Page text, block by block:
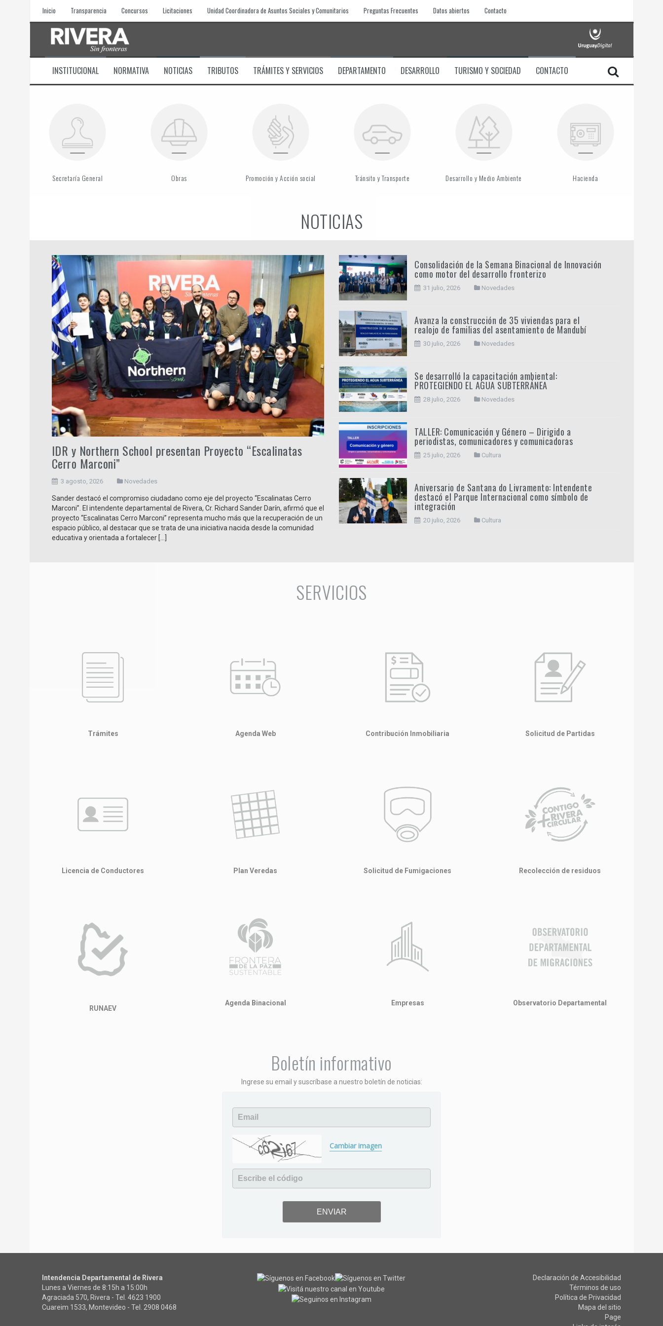
Inicio Transparencia Concursos Licitaciones Unidad Coordinadora de Asuntos Sociales y Comunitarios Preguntas Frecuentes Datos abiertos Contacto
INSTITUCIONAL NORMATIVA NOTICIAS TRIBUTOS TRÁMITES Y SERVICIOS DEPARTAMENTO DESARROLLO TURISMO Y SOCIEDAD CONTACTO
Secretaría General Obras Promoción y Acción social Tránsito y Transporte Desarrollo y Medio Ambiente Hacienda
NOTICIAS
IDR y Northern School presentan Proyecto “Escalinatas
Cerro Marconi”
3 agosto, 2026 Novedades
Sander destacó el compromiso ciudadano como eje del proyecto “Escalinatas Cerro
Marconi”. El intendente departamental de Rivera, Cr. Richard Sander Darín, afirmó que el
proyecto “Escalinatas Cerro Marconi” representa mucho más que la recuperación de un
espacio público, al destacar que se trata de una iniciativa nacida desde la comunidad
educativa y orientada a fortalecer […]
Consolidación de la Semana Binacional de Innovación
como motor del desarrollo fronterizo
31 julio, 2026 Novedades
Avanza la construcción de 35 viviendas para el
realojo de familias del asentamiento de Mandubí
30 julio, 2026 Novedades
Se desarrolló la capacitación ambiental:
PROTEGIENDO EL AGUA SUBTERRÁNEA
28 julio, 2026 Novedades
TALLER: Comunicación y Género – Dirigido a
periodistas, comunicadores y comunicadoras
25 julio, 2026 Cultura
Aniversario de Santana do Livramento: Intendente
destacó el Parque Internacional como símbolo de
integración
20 julio, 2026 Cultura
SERVICIOS
Trámites Agenda Web Contribución Inmobiliaria Solicitud de Partidas
Licencia de Conductores Plan Veredas Solicitud de Fumigaciones Recolección de residuos
RUNAEV
Agenda Binacional Empresas Observatorio Departamental
Boletín informativo
Ingrese su email y suscríbase a nuestro boletín de noticias:
Email
Cambiar imagen
Escribe el código
Intendencia Departamental de Rivera
Lunes a Viernes de 8:15h a 15:00h
Agraciada 570, Rivera - Tel. 4623 1900
Cuareim 1533, Montevideo - Tel. 2908 0468
Declaración de Accesibilidad
Términos de uso
Política de Privacidad
Mapa del sitio
Page